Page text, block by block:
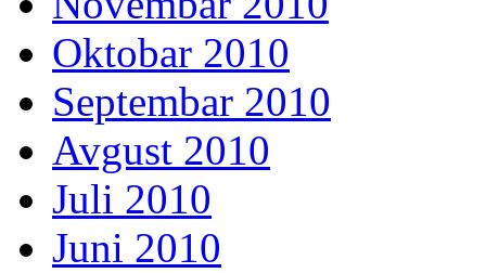
Oktobar 2010
Septembar 2010
Avgust 2010
Juli 2010
Juni 2010